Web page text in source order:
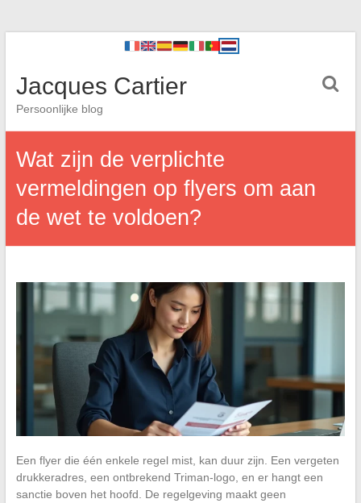
Jacques Cartier
Persoonlijke blog
Wat zijn de verplichte
vermeldingen op flyers om aan
de wet te voldoen?
Een flyer die één enkele regel mist, kan duur zijn. Een vergeten
drukkeradres, een ontbrekend Triman-logo, en er hangt een
sanctie boven het hoofd. De regelgeving maakt geen